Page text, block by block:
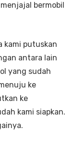
bermobil
kami putuskan
antara lain
yang sudah
ke
ke
kami siapkan.